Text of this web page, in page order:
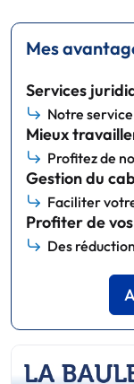
Mes
Services
Notre
Mieux
Profitez de
Gestion du
Faciliter
Profiter de
Des